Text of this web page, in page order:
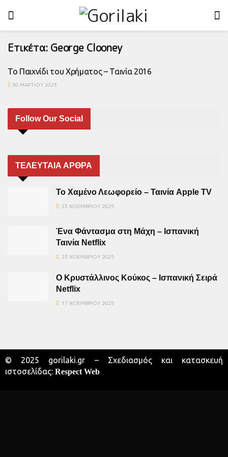
Ετικέτα: George Clooney
Το Παιχνίδι του Χρήματος – Ταινία 2016
30 ΜΑΡΤΊΟΥ 2023
Follow Our Social
ΤΕΛΕΥΤΑΙΑ ΑΡΘΡΑ
Το Χαμένο Λεωφορείο – Ταινία Apple TV
23 ΝΟΕΜΒΡΊΟΥ 2025
Ένα Φάντασμα στη Μάχη – Ισπανική
Ταινία Netflix
23 ΝΟΕΜΒΡΊΟΥ 2025
Ο Κρυστάλλινος Κούκος – Ισπανική Σειρά
Netflix
17 ΝΟΕΜΒΡΊΟΥ 2025
© 2025 gorilaki.gr – Σχεδιασμός και κατασκευή
ιστοσελίδας: Respect Web